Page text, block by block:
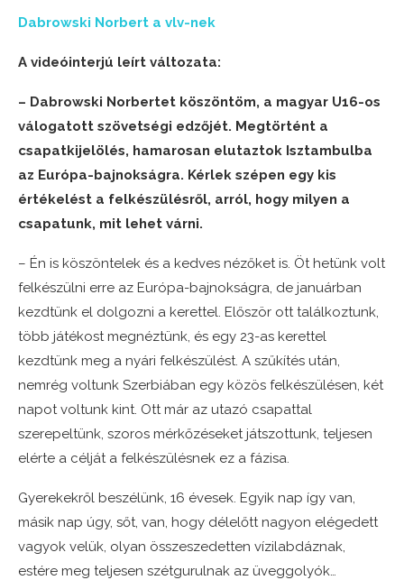
Dabrowski Norbert a vlv-nek
A videóinterjú leírt változata:
– Dabrowski Norbertet köszöntöm, a magyar U16-os
válogatott szövetségi edzőjét. Megtörtént a
csapatkijelölés, hamarosan elutaztok Isztambulba
az Európa-bajnokságra. Kérlek szépen egy kis
értékelést a felkészülésről, arról, hogy milyen a
csapatunk, mit lehet várni.
– Én is köszöntelek és a kedves nézőket is. Öt hetünk volt
felkészülni erre az Európa-bajnokságra, de januárban
kezdtünk el dolgozni a kerettel. Először ott találkoztunk,
több játékost megnéztünk, és egy 23-as kerettel
kezdtünk meg a nyári felkészülést. A szűkítés után,
nemrég voltunk Szerbiában egy közös felkészülésen, két
napot voltunk kint. Ott már az utazó csapattal
szerepeltünk, szoros mérkőzéseket játszottunk, teljesen
elérte a célját a felkészülésnek ez a fázisa.
Gyerekekről beszélünk, 16 évesek. Egyik nap így van,
másik nap úgy, sőt, van, hogy délelőtt nagyon elégedett
vagyok velük, olyan összeszedetten vízilabdáznak,
estére meg teljesen szétgurulnak az üveggolyók…